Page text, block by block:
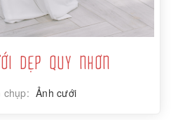
DẸP QUY NHƠN
chụp: Ảnh cưới